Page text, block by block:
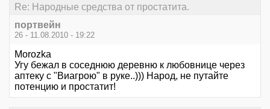
Re: Народные средства от простатита.
портвейн
26 - 11.08.2010 - 19:22
Morozka
Угу бежал в соседнюю деревню к любовнице через
аптеку с "Виагрою" в руке..))) Народ, не путайте
потенцию и простатит!